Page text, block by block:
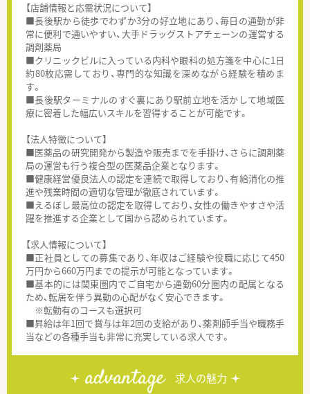
【店舗情報と応需状況について】
■長後駅から徒歩でわずか3分の好立地にあり、毎日の通勤が非
常に便利で通いやすい、大手ドラッグストアチェーンの運営する
調剤薬局
■クリニックビルに入っている内科や眼科の処方箋を中心に1日
約80枚応需しており、専門的な知識を深めながら経験を積めま
す。
■長後駅ターミナルのすぐ裏にあり駅前立地を活かして地域医
療に密着した幅広いスキルを習得することが可能です。
【法人特徴について】
■医薬品の研究開発から製造や販売までを手掛け、さらに調剤薬
局の運営も行う複合型の医薬品企業となります。
■健康経営優良法人の認定を連続で取得しており、有給消化の推
進や残業時間の適切な管理が徹底されています。
■えるぼし最高位の認定を取得しており、女性の働きやすさや活
躍を推進する企業として国から認められています。
【求人情報について】
■正社員としての募集であり、年収はご経験や役職に応じて450
万円から660万円までの提示が可能となっています。
■基本的には関東圏内でご自宅から通勤60分圏内の配属となる
ため、転居を伴う異動の心配がなく安心できます。
※転勤有のコースも選択可
■昇給は年1回で賞与は年2回の支給があり、薬剤師手当や職務手
当などの各種手当も非常に充実している求人です。
advantage 求人の魅力